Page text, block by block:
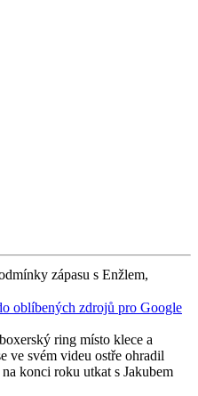
zápasu s Enžlem,
oblíbených zdrojů pro Google
ring místo klece a
ve svém videu ostře ohradil
konci roku utkat s Jakubem